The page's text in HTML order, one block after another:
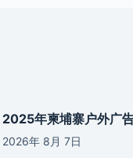
2025年柬埔寨户外广
2026年 8月 7日